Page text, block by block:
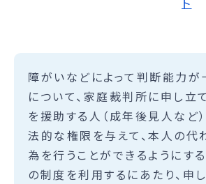
障がいなどによって判断能力が
について、家庭裁判所に申し立
を援助する人（成年後見人など）
法的な権限を与えて、本人の代
為を行うことができるようにす
の制度を利用するにあたり、申